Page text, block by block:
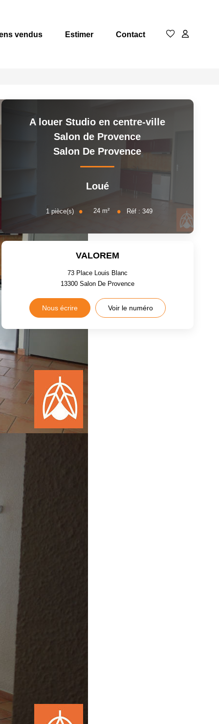
vendus Estimer Contact
A louer Studio en centre-ville
Salon de Provence
Salon De Provence
Loué
1pièce(s) 24 m² Réf :349
VALOREM
73 Place Louis Blanc
13300 Salon De Provence
Nous écrire Voir le numéro